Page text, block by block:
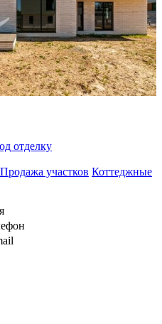
отделку
Продажа участков Коттеджные